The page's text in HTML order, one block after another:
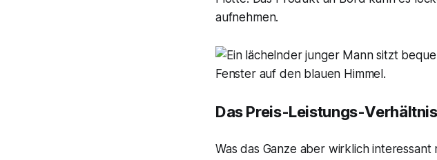
aufnehmen.
Das Preis-Leistungs-
Was das Ganze aber wirklich